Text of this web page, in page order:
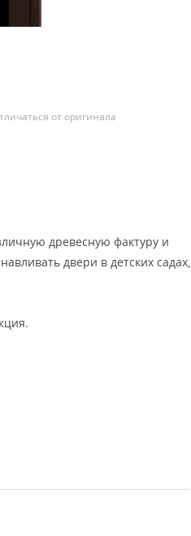
от оригинала
древесную фактуру и
двери в детских садах,